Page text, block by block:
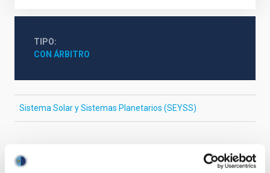
TIPO
CON ÁRBITRO
Sistema Solar y Sistemas Planetarios (SEYSS)
Te puede interesar